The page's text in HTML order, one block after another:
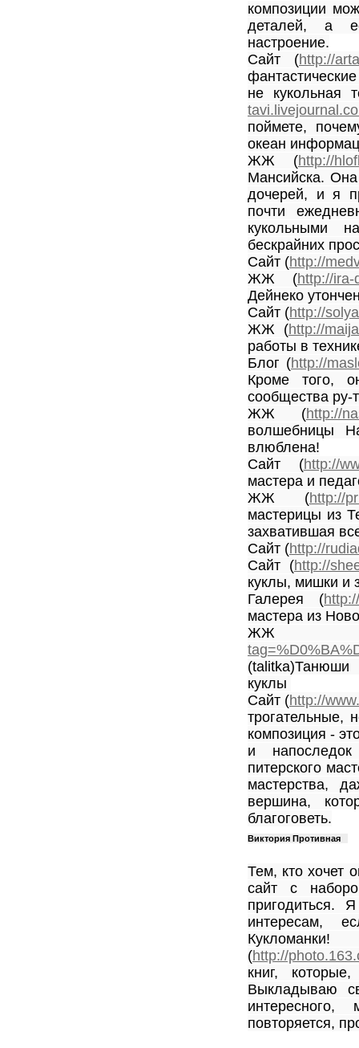
композиции
деталей, а
настроение.
Сайт (http://
не кукольная
поймете,
океан
ЖЖ (http://
Мансийска.
дочерей, и я
почти
кукольными
бескрайних
Сайт (http://
ЖЖ (http://ira-
Дейнеко
Сайт (http://
ЖЖ (http://
работы в
Блог (http://
Кроме того,
сообщества ру-
ЖЖ (http://
волшебницы
влюблена!
Сайт (http://
мастера и
ЖЖ (http://
мастерицы из
захватившая
Сайт (http://
Сайт (http://
куклы, мишки и
Галерея (
мастера из
куклы
Сайт (http://
трогательные,
композиция -
и
питерского
мастерства,
вершина,
благоговеть.
Виктория Противная
Тем, кто хочет
сайт с
пригодиться.
интересам,
(http://
книг,
Выкладываю
повторяется,